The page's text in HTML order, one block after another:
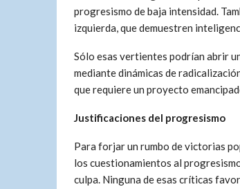
progresismo de baja intensidad.
izquierda, que demuestren
Sólo esas vertientes podrían abrir
mediante dinámicas de
que requiere un proyecto
Justificaciones del progresismo
Para forjar un rumbo de victorias
los cuestionamientos al
culpa. Ninguna de esas críticas